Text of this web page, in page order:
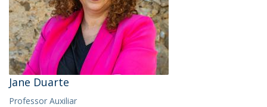
Jane Duarte
Professor Auxiliar